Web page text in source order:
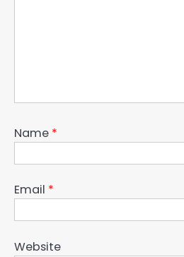
Name *
Email *
Website